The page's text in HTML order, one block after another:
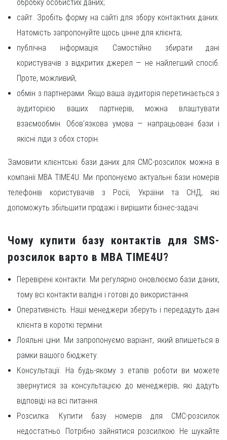
обробку особистих даних;
сайт. Зробіть форму на сайті для збору контактних даних.
Натомість запропонуйте щось цінне для клієнта;
публічна інформація. Самостійно збирати дані
користувачів з відкритих джерел — не найлегший спосіб.
Проте, можливий;
обмін з партнерами. Якщо ваша аудиторія перетинається з
аудиторією ваших партнерів, можна влаштувати
взаємообмін. Обов’язкова умова — напрацьовані бази і
якісні ліди з обох сторін.
Замовити клієнтські бази даних для СМС-розсилок можна в
компанії MBA TIME4U. Ми пропонуємо актуальні бази номерів
телефонів користувачів з Росії, України та СНД, які
допоможуть збільшити продажі і вирішити бізнес-задачі.
Чому купити базу контактів для SMS-
розсилок варто в MBA TIME4U?
Перевірені контакти. Ми регулярно оновлюємо бази даних,
тому всі контакти валідні і готові до використання.
Оперативність. Наші менеджери зберуть і передадуть дані
клієнта в короткі терміни.
Лояльні ціни. Ми запропонуємо варіант, який впишеться в
рамки вашого бюджету.
Консультації. На будь-якому з етапів роботи ви можете
звернутися за консультацією до менеджерів, які дадуть
відповіді на всі питання.
Розсилка. Купити базу номерів для СМС-розсилок
недостатньо. Потрібно зайнятися розсилкою. Не шукайте